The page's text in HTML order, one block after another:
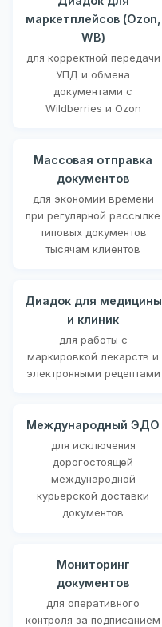
маркетплейсов (Ozon,
WB)
для корректной передачи
УПД и обмена
документами с
Wildberries и Ozon
Массовая отправка
документов
для экономии времени
при регулярной рассылке
типовых документов
тысячам клиентов
Диадок для медицины
и клиник
для работы с
маркировкой лекарств и
электронными рецептами
Международный ЭДО
для исключения
дорогостоящей
международной
курьерской доставки
документов
Мониторинг
документов
для оперативного
контроля за подписанием